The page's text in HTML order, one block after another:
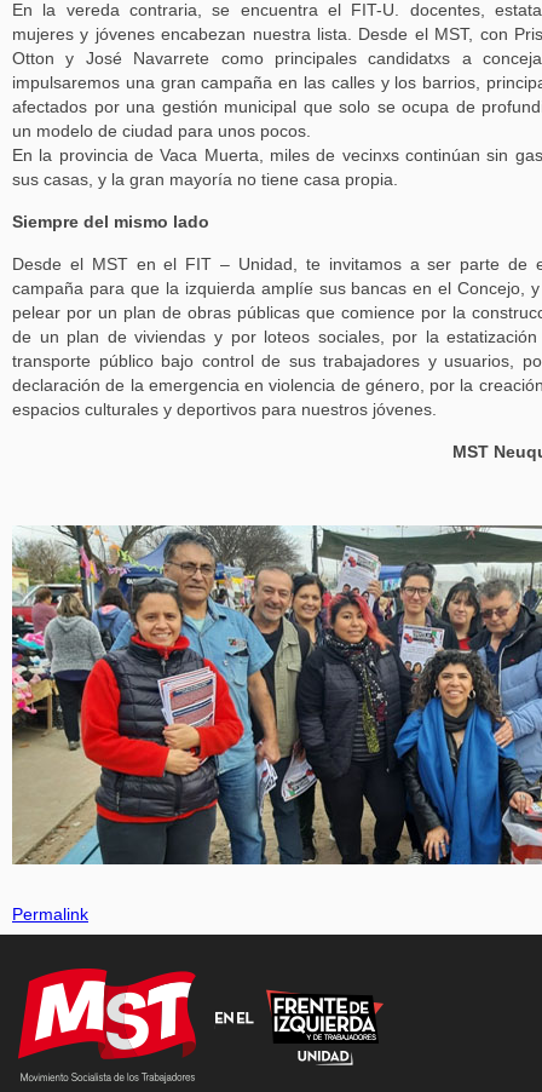
En la vereda contraria, se encuentra el FIT-U. docentes,
mujeres y jóvenes encabezan nuestra lista. Desde el MST, con
Otton y José Navarrete como principales candidatxs a
impulsaremos una gran campaña en las calles y los barrios,
afectados por una gestión municipal que solo se ocupa de
un modelo de ciudad para unos pocos.
En la provincia de Vaca Muerta, miles de vecinxs continúan sin
sus casas, y la gran mayoría no tiene casa propia.
Siempre del mismo lado
Desde el MST en el FIT – Unidad, te invitamos a ser parte de
campaña para que la izquierda amplíe sus bancas en el Concejo,
pelear por un plan de obras públicas que comience por la
de un plan de viviendas y por loteos sociales, por la estatización
transporte público bajo control de sus trabajadores y usuarios,
declaración de la emergencia en violencia de género, por la
espacios culturales y deportivos para nuestros jóvenes.
MST
Permalink